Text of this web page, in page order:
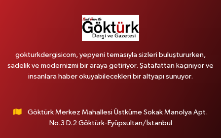
gokturkdergisicom, yepyeni temasıyla sizleri buluştururken,
sadelik ve modernizmi bir araya getiriyor. Şatafattan kaçınıyor ve
insanlara haber okuyabilecekleri bir altyapı sunuyor.
Göktürk Merkez Mahallesi Üstküme Sokak Manolya Apt.
No.3 D.2 Göktürk-Eyüpsultan/İstanbul